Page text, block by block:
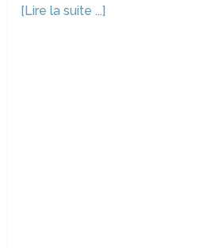
[Lire la suite ...]